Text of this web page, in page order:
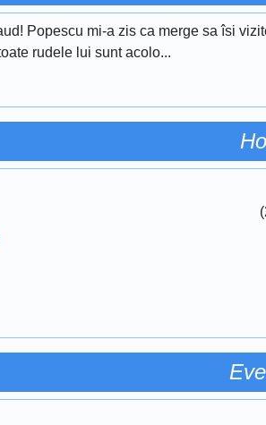
Popescu mi-a zis ca merge sa îsi
rudele lui sunt acolo...